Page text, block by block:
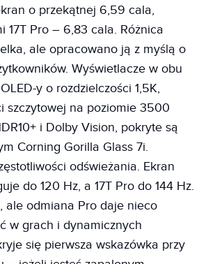
o przekątnej 6,59 cala,
17T Pro – 6,83 cala. Różnica
ale opracowano ją z myślą o
Wyświetlacze w obu
y o rozdzielczości 1,5K,
szczytowej na poziomie 3500
i Dolby Vision, pokryte są
Corning Gorilla Glass 7i.
odświeżania. Ekran
do 120 Hz, a 17T Pro do 144 Hz.
ale odmiana Pro daje nieco
w grach i dynamicznych
się pierwsza wskazówka przy